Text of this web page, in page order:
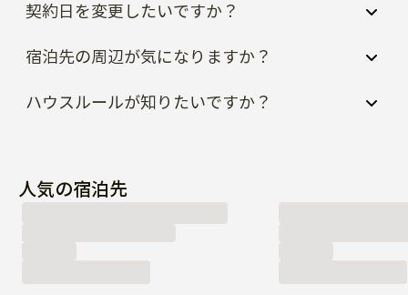
契約日を変更したいですか？
宿泊先の周辺が気になりますか？
ハウスルールが知りたいですか？
人気の宿泊先